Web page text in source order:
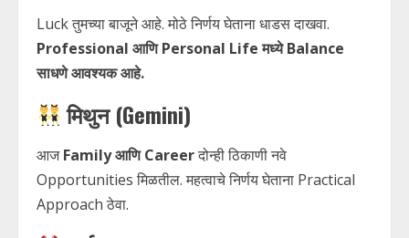
Luck तुमच्या बाजूने आहे. मोठे निर्णय घेताना धाडस दाखवा.
Professional आणि Personal Life मध्ये Balance
साधणे आवश्यक आहे.
मिथुन (Gemini)
आजFamily आणि Careerदोन्ही ठिकाणी नवे
Opportunities मिळतील. महत्वाचे निर्णय घेताना Practical
Approach ठेवा.